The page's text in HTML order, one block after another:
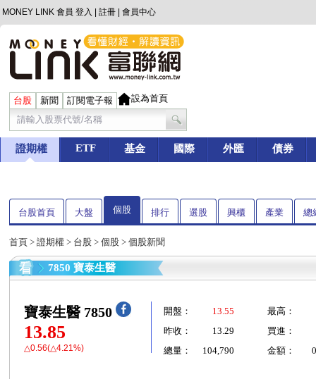
MONEY LINK 會員 登入 註冊 會員中心
台股 新聞 訂閱電子報 設為首頁
證期權 ETF 基金 國際 外匯 債券
台股首頁 大盤 個股 排行 選股 興櫃 產業 總
首頁 > 證期權 > 台股 > 個股 > 個股新聞
7850 寶泰生醫
寶泰生醫 7850
13.85
△0.56(△4.21%)
開盤： 13.55
最高：
昨收：
13.29
買進：
總量：
104,790 金額：